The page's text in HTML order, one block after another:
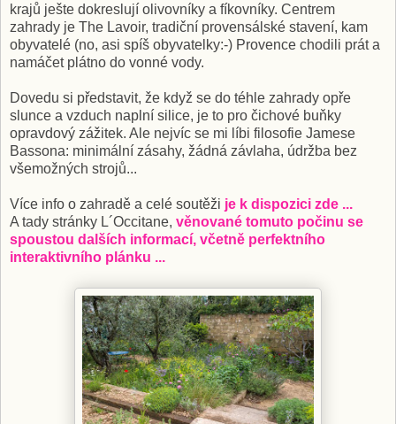
krajů ješte dokreslují olivovníky a fíkovníky. Centrem
zahrady je The Lavoir, tradiční provensálské stavení, kam
obyvatelé (no, asi spíš obyvatelky:-) Provence chodili prát a
namáčet plátno do vonné vody.
Dovedu si představit, že když se do téhle zahrady opře
slunce a vzduch naplní silice, je to pro čichové buňky
opravdový zážitek. Ale nejvíc se mi líbi filosofie Jamese
Bassona: minimální zásahy, žádná závlaha, údržba bez
všemožných strojů...
Více info o zahradě a celé soutěži je k dispozici zde ...
A tady stránky L´Occitane, věnované tomuto počinu se
spoustou dalších informací, včetně perfektního
interaktivního plánku ...